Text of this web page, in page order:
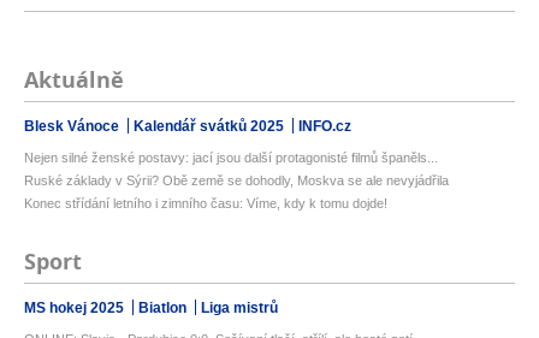
Aktuálně
Blesk Vánoce Kalendář svátků 2025 INFO.cz
Nejen silné ženské postavy: jací jsou další protagonisté filmů španěls...
Ruské základy v Sýrii? Obě země se dohodly, Moskva se ale nevyjádřila
Konec střídání letního i zimního času: Víme, kdy k tomu dojde!
Sport
MS hokej 2025 Biatlon Liga mistrů